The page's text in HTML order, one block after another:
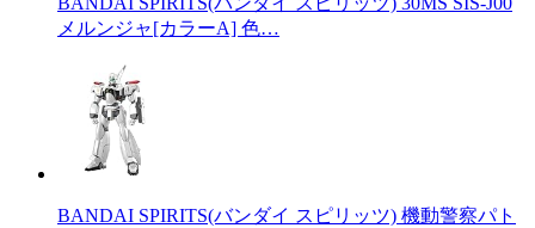
メルンジャ[カラーA] 色…
BANDAI SPIRITS(バンダイ スピリッツ) 機動警察パト